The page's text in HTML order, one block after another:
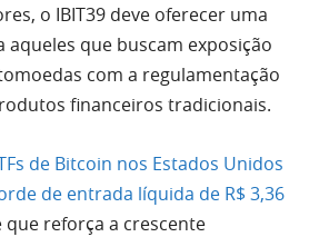
o IBIT39 deve oferecer uma
que buscam exposição
com a regulamentação
financeiros tradicionais.
de Bitcoin nos Estados Unidos
de entrada líquida de R$ 3,36
que reforça a crescente